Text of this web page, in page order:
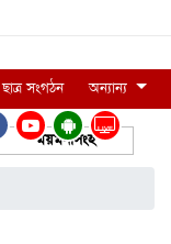
LIVE
ছাত্র সংগঠন অন্যান্য
ময়মনসিংহ